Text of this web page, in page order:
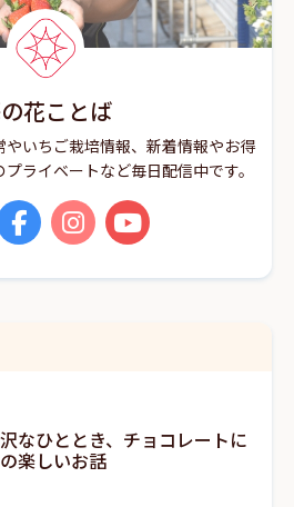
花ことば
いちご栽培情報、新着情報やお得
ライベートなど毎日配信中です。
なひととき、チョコレートに
楽しいお話